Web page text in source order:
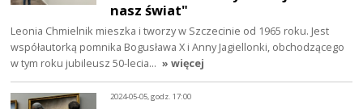
nasz świat"
Leonia Chmielnik mieszka i tworzy w Szczecinie od 1965 roku. Jest
współautorką pomnika Bogusława X i Anny Jagiellonki, obchodzącego
w tym roku jubileusz 50-lecia… » więcej
2024-05-05, godz. 17:00